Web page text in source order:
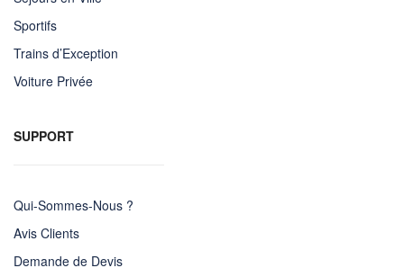
Sportifs
Trains d’Exception
Voiture Privée
SUPPORT
Qui-Sommes-Nous ?
Avis Clients
Demande de Devis